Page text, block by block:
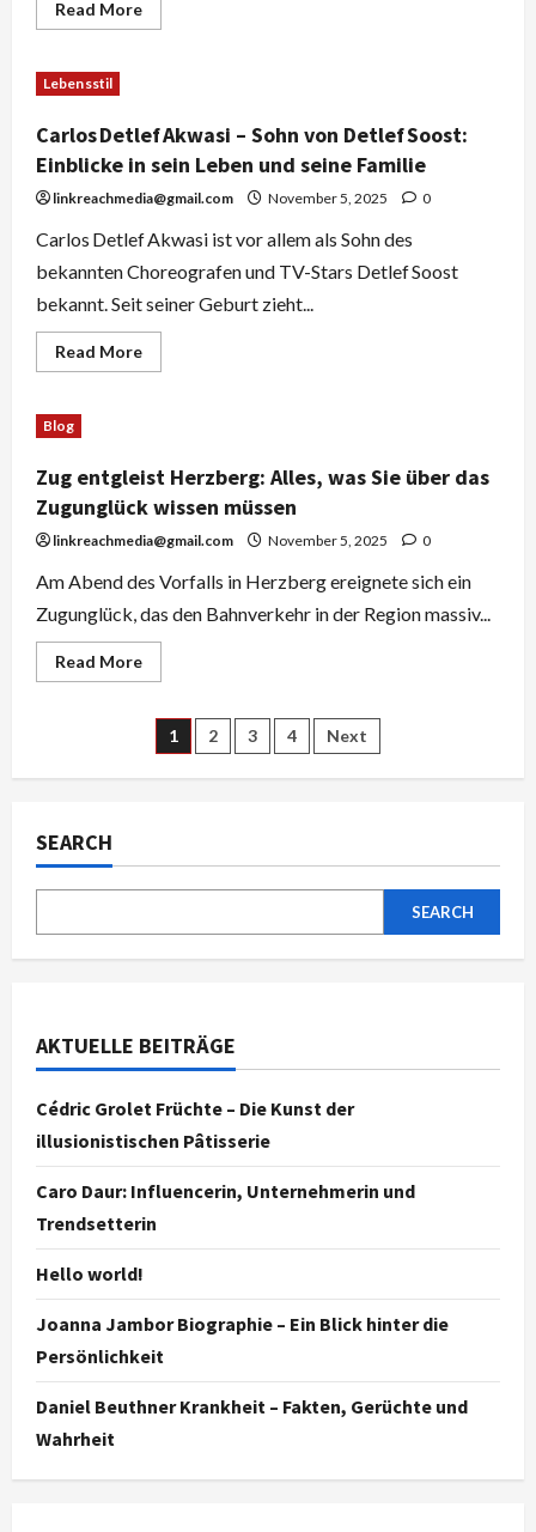
Read MoreRead
more
Gerüchte
und
die
wahre
Geschichte
Lebensstil
Carlos Detlef Akwasi – Sohn von Detlef Soost:
Einblicke in sein Leben und seine Familie
linkreachmedia@gmail.com November 5, 2025 0
Carlos Detlef Akwasi ist vor allem als Sohn des
bekannten Choreografen und TV-Stars Detlef Soost
bekannt. Seit seiner Geburt zieht...
Read MoreRead
more
Detlef Soost:
Einblicke
in
sein
Leben
und
Familie
Blog
Zug entgleist Herzberg: Alles, was Sie über das
Zugunglück wissen müssen
linkreachmedia@gmail.com November 5, 2025 0
Am Abend des Vorfalls in Herzberg ereignete sich ein
Zugunglück, das den Bahnverkehr in der Region massiv...
Read MoreRead
more
entgleist
Herzberg:
Alles,
was
wissen
Posts
pagination
1 2 3 4 Next
SEARCH
SEARCH
AKTUELLE BEITRÄGE
Cédric Grolet Früchte – Die Kunst der
illusionistischen Pâtisserie
Caro Daur: Influencerin, Unternehmerin und
Trendsetterin
Hello world!
Joanna Jambor Biographie – Ein Blick hinter die
Persönlichkeit
Daniel Beuthner Krankheit – Fakten, Gerüchte und
Wahrheit